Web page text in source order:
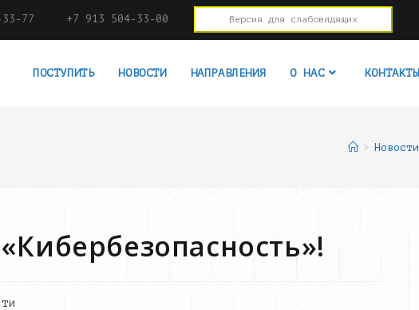
77 +7 913 504-33-00 Версия для слабовидящих
ПОСТУПИТЬ НОВОСТИ НАПРАВЛЕНИЯ О НАС КОНТАКТЫ
> Новости